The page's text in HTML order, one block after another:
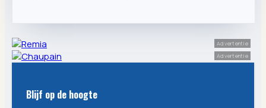
Advertentie
Advertentie
Blijf op de hoogte